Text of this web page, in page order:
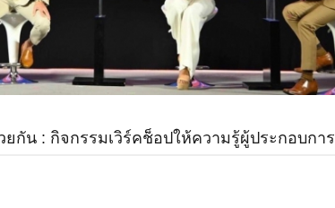
วยกัน : กิจกรรมเวิร์คช็อปให้ความรู้ผู้ประกอบการ